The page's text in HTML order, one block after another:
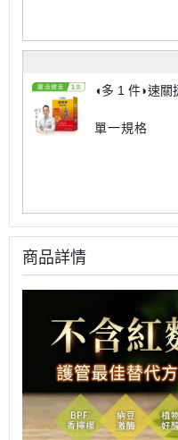
◖多 1 件◗速關
單一規格
商品詳情